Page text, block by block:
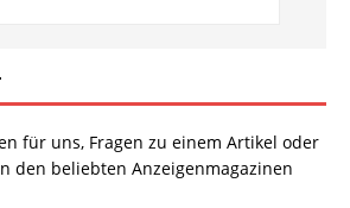
für uns, Fragen zu einem Artikel oder
den beliebten Anzeigenmagazinen